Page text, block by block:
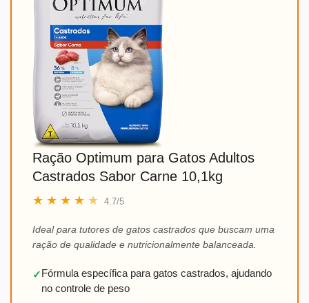
Ração Optimum para Gatos Adultos
Castrados Sabor Carne 10,1kg
★ ★ ★ ★ ★ 4.7/5
Ideal para tutores de gatos castrados que buscam uma
ração de qualidade e nutricionalmente balanceada.
✓Fórmula específica para gatos castrados, ajudando
no controle de peso